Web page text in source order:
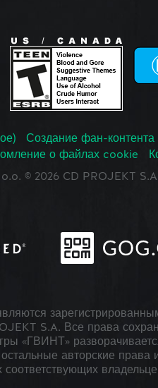
Создание фан-контента
о файлах cookie
o.o. © 2026 CD
S.A. Все права
«ГВИНТ»
авторские права
соответствующих